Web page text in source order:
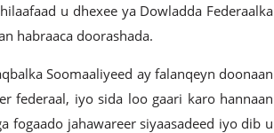
u dhexee ya Dowladda Federaalka
habraaca doorashada.
Soomaaliyeed ay falanqeyn doonaan
federaal, iyo sida loo gaari karo hannaan
fogaado jahawareer siyaasadeed iyo dib u